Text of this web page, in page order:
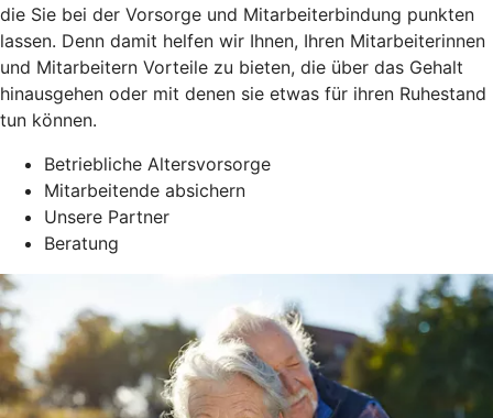
die Sie bei der Vorsorge und Mitarbeiterbindung punkten
lassen. Denn damit helfen wir Ihnen, Ihren Mitarbeiterinnen
und Mitarbeitern Vorteile zu bieten, die über das Gehalt
hinausgehen oder mit denen sie etwas für ihren Ruhestand
tun können.
Betriebliche Altersvorsorge
Mitarbeitende absichern
Unsere Partner
Beratung